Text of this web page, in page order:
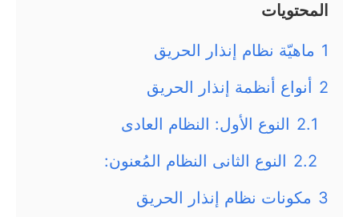
المحتويات
1 ماهيّة نظام إنذار الحريق
2 أنواع أنظمة إنذار الحريق
2.1 النوع الأول: النظام العادى
2.2 النوع الثانى النظام المُعنون:
3 مكونات نظام إنذار الحريق